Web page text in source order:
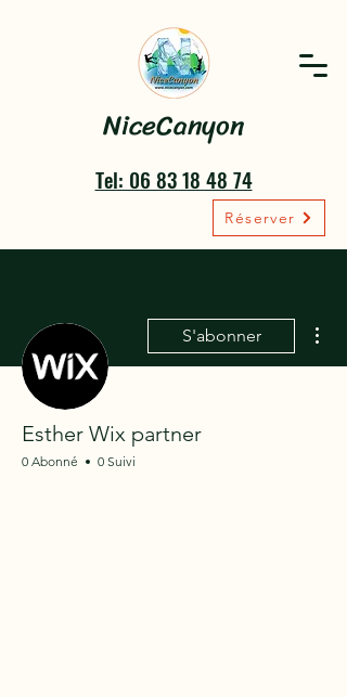
NiceCanyon
Tel: 06 83 18 48 74
Réserver
S'abonner
Esther Wix partner
0 Abonné 0 Suivi